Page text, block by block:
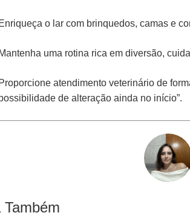
Enriqueça o lar com brinquedos, camas e
Mantenha uma rotina rica em diversão,
Proporcione atendimento veterinário de
de alteração ainda no início”.
Também